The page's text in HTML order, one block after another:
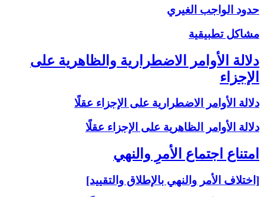
حدود الواجب الغيري
مشاكل تطبيقية
دلالة الأوامر الاضطرارية والظاهرية على
الإجزاء
دلالة الأوامر الاضطرارية على الإجزاء عقلًا
دلالة الأوامر الظاهرية على الإجزاء عقلًا
امتناع اجتماع الأمرِ والنهي‏
[اختلاف الأمر والنهي بالإطلاق والتقييد]